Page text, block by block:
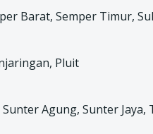
Barat, Semper Timur,
Pluit
Agung, Sunter